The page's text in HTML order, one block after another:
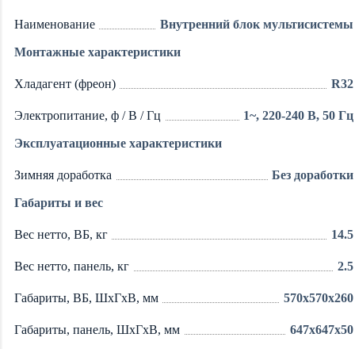
Наименование Внутренний блок мультисистемы
Монтажные характеристики
Хладагент (фреон) R32
Электропитание, ф / В / Гц 1~, 220-240 В, 50 Гц
Эксплуатационные характеристики
Зимняя доработка Без доработки
Габариты и вес
Вес нетто, ВБ, кг 14.5
Вес нетто, панель, кг 2.5
Габариты, ВБ, ШхГхВ, мм 570x570x260
Габариты, панель, ШхГхВ, мм 647x647x50